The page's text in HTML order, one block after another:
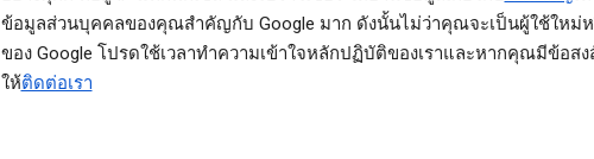
ข้อมูลส่วนบุคคลของคุณสำคัญกับ Google มาก ดังนั้นไม่ว่าคุณจะเป็นผู้ใช้ใหม่ห
ของ Google โปรดใช้เวลาทำความเข้าใจหลักปฏิบัติของเราและหากคุณมีข้อสง
ให้ติดต่อเรา